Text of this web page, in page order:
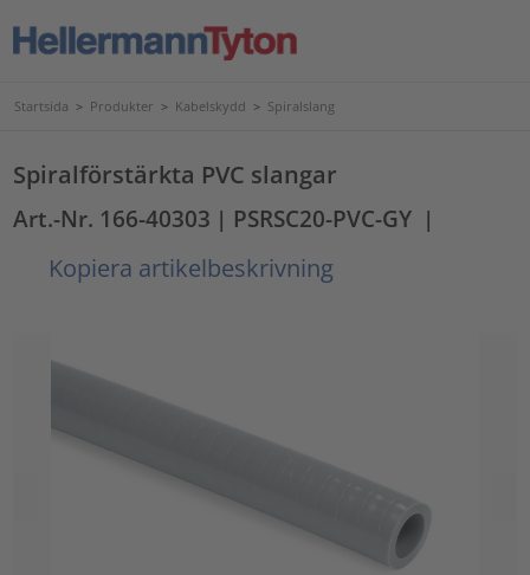
Startsida > Produkter > Kabelskydd > Spiralslang
Spiralförstärkta PVC slangar
Art.-Nr. 166-40303 | PSRSC20-PVC-GY |
Kopiera artikelbeskrivning